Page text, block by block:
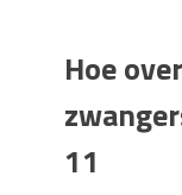
Hoe
11